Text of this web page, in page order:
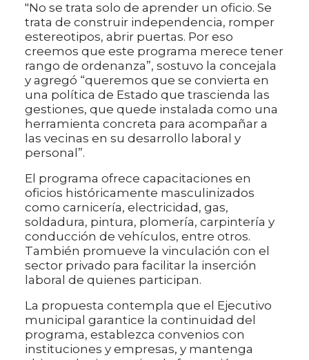
"No se trata solo de aprender un oficio. Se
trata de construir independencia, romper
estereotipos, abrir puertas. Por eso
creemos que este programa merece tener
rango de ordenanza”, sostuvo la concejala
y agregó “queremos que se convierta en
una política de Estado que trascienda las
gestiones, que quede instalada como una
herramienta concreta para acompañar a
las vecinas en su desarrollo laboral y
personal”.
El programa ofrece capacitaciones en
oficios históricamente masculinizados
como carnicería, electricidad, gas,
soldadura, pintura, plomería, carpintería y
conducción de vehículos, entre otros.
También promueve la vinculación con el
sector privado para facilitar la inserción
laboral de quienes participan.
La propuesta contempla que el Ejecutivo
municipal garantice la continuidad del
programa, establezca convenios con
instituciones y empresas, y mantenga